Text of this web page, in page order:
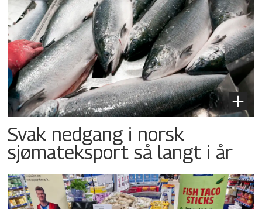
Svak nedgang i norsk
sjømateksport så langt i år